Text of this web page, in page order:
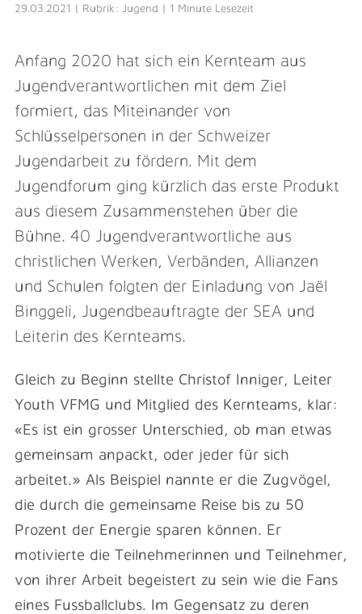
29.03.2021 | Rubrik: Jugend | 1 Minute Lesezeit
Anfang 2020 hat sich ein Kernteam aus
Jugendverantwortlichen mit dem Ziel
formiert, das Miteinander von
Schlüsselpersonen in der Schweizer
Jugendarbeit zu fördern. Mit dem
Jugendforum ging kürzlich das erste Produkt
aus diesem Zusammenstehen über die
Bühne. 40 Jugendverantwortliche aus
christlichen Werken, Verbänden, Allianzen
und Schulen folgten der Einladung von Jaël
Binggeli, Jugendbeauftragte der SEA und
Leiterin des Kernteams.
Gleich zu Beginn stellte Christof Inniger, Leiter
Youth VFMG und Mitglied des Kernteams, klar:
«Es ist ein grosser Unterschied, ob man etwas
gemeinsam anpackt, oder jeder für sich
arbeitet.» Als Beispiel nannte er die Zugvögel,
die durch die gemeinsame Reise bis zu 50
Prozent der Energie sparen können. Er
motivierte die Teilnehmerinnen und Teilnehmer,
von ihrer Arbeit begeistert zu sein wie die Fans
eines Fussballclubs. Im Gegensatz zu deren